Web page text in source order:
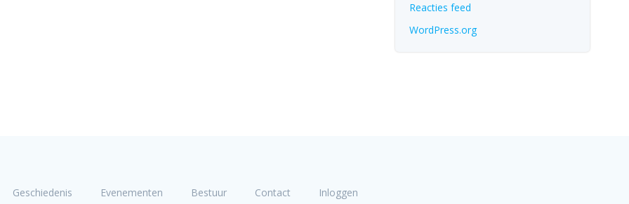
Reacties feed
WordPress.org
Geschiedenis Evenementen Bestuur Contact Inloggen